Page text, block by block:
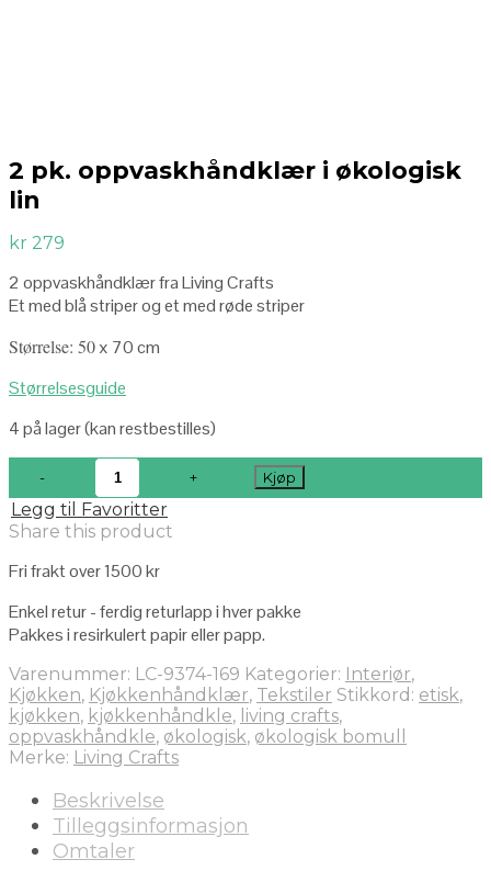
2 pk. oppvaskhåndklær i økologisk
lin
kr 279
2 oppvaskhåndklær fra Living Crafts
Et med blå striper og et med røde striper
Størrelse: 50x 70 cm
Størrelsesguide
4 på lager (kan restbestilles)
Kjøp
Legg til Favoritter
Share this product
Fri frakt over 1500 kr
Enkel retur - ferdig returlapp i hver pakke
Pakkes i resirkulert papir eller papp.
Varenummer: LC-9374-169 Kategorier: Interiør,
Kjøkken, Kjøkkenhåndklær, Tekstiler Stikkord: etisk,
kjøkken, kjøkkenhåndkle, living crafts,
oppvaskhåndkle, økologisk, økologisk bomull
Merke: Living Crafts
Beskrivelse
Tilleggsinformasjon
Omtaler